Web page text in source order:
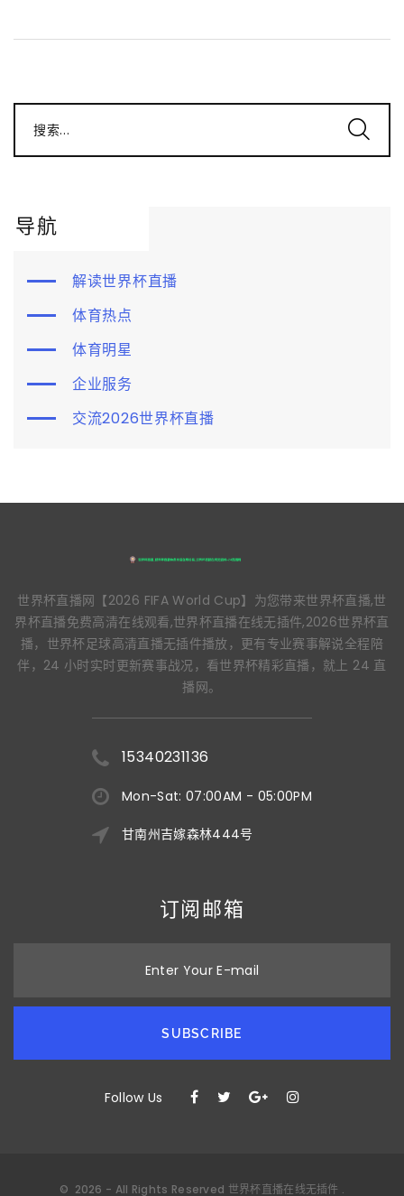
搜索...
导航
解读世界杯直播
体育热点
体育明星
企业服务
交流2026世界杯直播
世界杯直播网【2026 FIFA World Cup】为您带来世界杯直播,世
界杯直播免费高清在线观看,世界杯直播在线无插件,2026世界杯直
播，世界杯足球高清直播无插件播放，更有专业赛事解说全程陪
伴，24 小时实时更新赛事战况，看世界杯精彩直播，就上 24 直
播网。
15340231136
Mon-Sat: 07:00AM - 05:00PM
甘南州吉嫁森林444号
订阅邮箱
Enter Your E-mail
SUBSCRIBE
Follow Us
© 2026 - All Rights Reserved 世界杯直播在线无插件 .